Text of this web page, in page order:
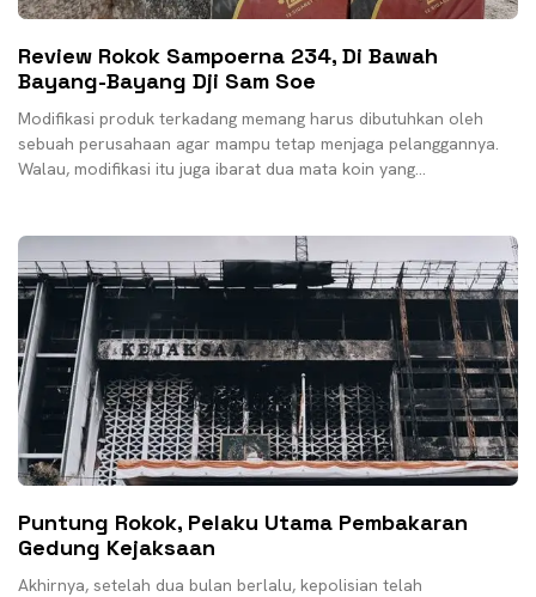
Review Rokok Sampoerna 234, Di Bawah
Bayang-Bayang Dji Sam Soe
Modifikasi produk terkadang memang harus dibutuhkan oleh
sebuah perusahaan agar mampu tetap menjaga pelanggannya.
Walau, modifikasi itu juga ibarat dua mata koin yang
Puntung Rokok, Pelaku Utama Pembakaran
Gedung Kejaksaan
Akhirnya, setelah dua bulan berlalu, kepolisian telah